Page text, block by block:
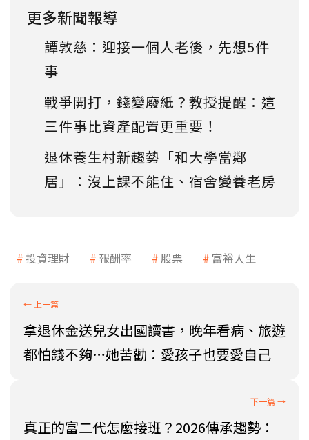
更多新聞報導
譚敦慈：迎接一個人老後，先想5件
事
戰爭開打，錢變廢紙？教授提醒：這
三件事比資產配置更重要！
退休養生村新趨勢「和大學當鄰
居」：沒上課不能住、宿舍變養老房
投資理財 報酬率 股票 富裕人生
拿退休金送兒女出國讀書，晚年看病、旅遊
都怕錢不夠…她苦勸：愛孩子也要愛自己
真正的富二代怎麼接班？2026傳承趨勢：